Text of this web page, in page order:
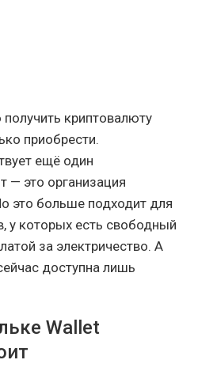
криптовалюту
приобрести.
ещё один
— это организация
это больше подходит для
у которых есть свободный
за электричество. А
доступна лишь
Wallet